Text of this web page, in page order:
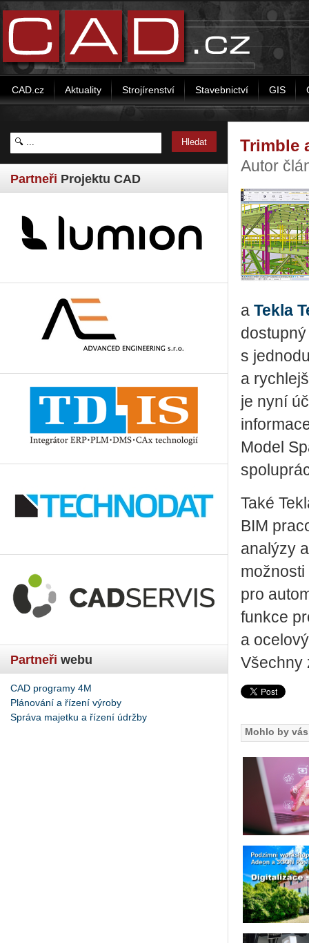
CAD.cz Aktuality Strojírenství Stavebnictví GIS
Partneři Projektu CAD
Partneři webu
CAD programy 4M
Plánování a řízení výroby
Správa majetku a řízení údržby
Trimble
Autor
a Tekla
s
a
je nyní
Model
Také
BIM
analýzy
pro
funkce
a
Všechny
Mohlo by